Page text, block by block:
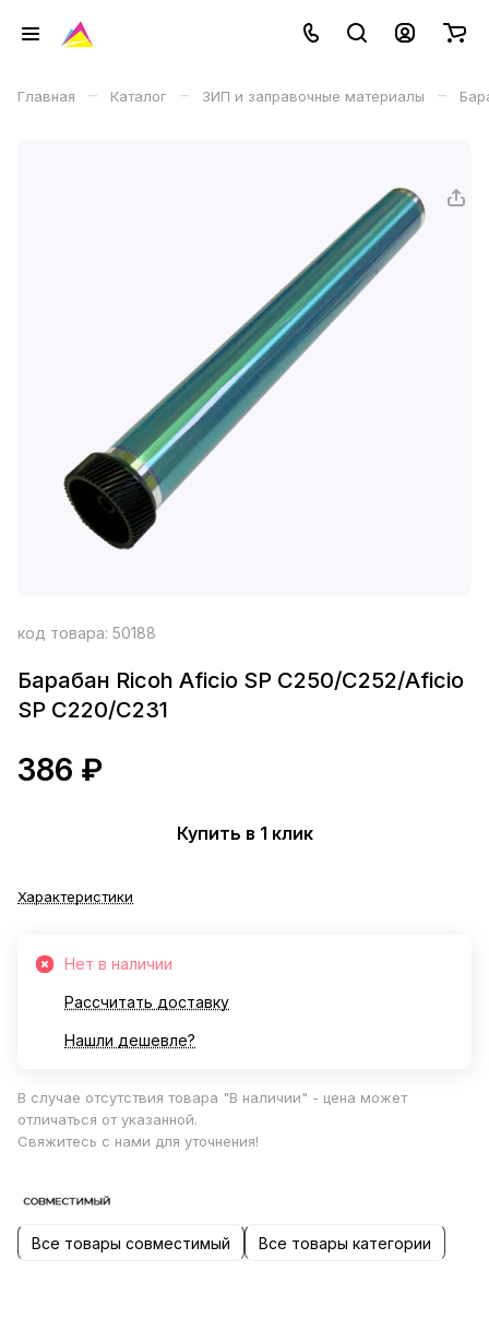
Главная – Каталог – ЗИП и заправочные материалы –
код товара: 50188
Барабан Ricoh Aficio SP C250/C252/Aficio
SP C220/C231
386 ₽
Купить в 1 клик
Характеристики
Нет в наличии
Рассчитать доставку
Нашли дешевле?
В случае отсутствия товара "В наличии" - цена может
отличаться от указанной.
Свяжитесь с нами для уточнения!
Все товары совместимый Все товары категории